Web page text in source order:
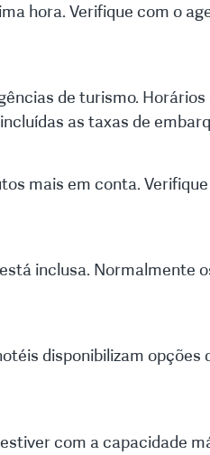
hora. Verifique com o
de turismo.
as taxas de
mais em conta.
inclusa. Normalmente
disponibilizam opções
com a capacidade